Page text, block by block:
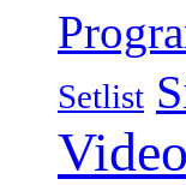
Setlist
Video